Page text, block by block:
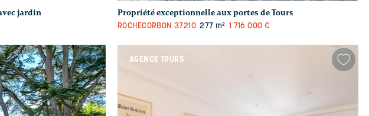
jardin Propriété exceptionnelle aux portes de Tours
ROCHECORBON 37210 277 m² 1 716 000 €
AGENCE TOURS